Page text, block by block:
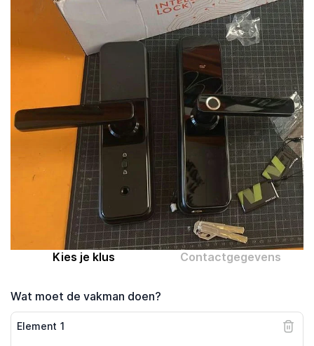
Hovenier
Schoonmaker
Computer expert
Over MrFix
Log in als vakman
Kies je klus Contactgegevens
Wat moet de vakman doen?
Element 1